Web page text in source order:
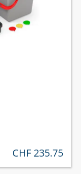
regulärer preis:
CHF 235.75